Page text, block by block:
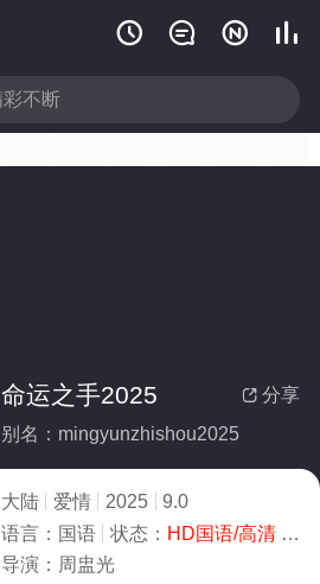
   
 分享
命运之手2025
别名：mingyunzhishou2025
大陆 爱情 2025
9.0
语言： 国语 状态： HD国语/高清- 免费在线观看
导演： 周盅光